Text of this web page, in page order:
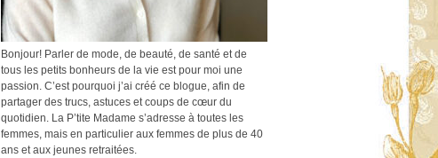
Bonjour! Parler de mode, de beauté, de santé et de
tous les petits bonheurs de la vie est pour moi une
passion. C’est pourquoi j’ai créé ce blogue, afin de
partager des trucs, astuces et coups de cœur du
quotidien. La P’tite Madame s’adresse à toutes les
femmes, mais en particulier aux femmes de plus de 40
ans et aux jeunes retraitées.